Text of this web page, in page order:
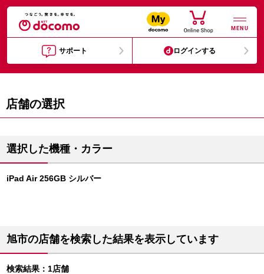
MENU
サポート ログインする
店舗の選択
選択した機種・カラー
iPad Air 256GB シルバー
旭市の店舗を検索した結果を表示しています
検索結果：1店舗